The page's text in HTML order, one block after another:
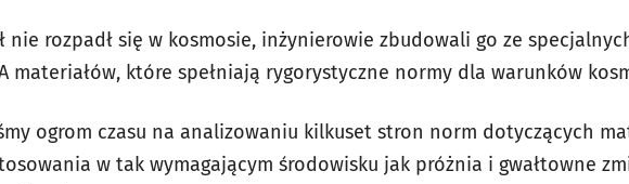
nie rozpadł się w kosmosie, inżynierowie zbudowali go ze
materiałów, które spełniają rygorystyczne normy dla warunków
ogrom czasu na analizowaniu kilkuset stron norm dotyczących
w tak wymagającym środowisku jak próżnia i gwałtowne